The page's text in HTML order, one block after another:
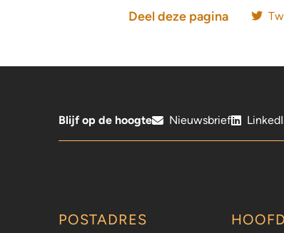
Deel deze pagina
Blijf op de hoogte Nieuwsbrief
POSTADRES